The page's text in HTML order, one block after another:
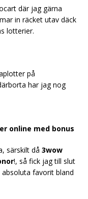
där jag gärna
in räcket utav däck
lotterier.
på
har jag nog
online med bonus
särskilt då 3wow
!, så fick jag till slut
favorit bland